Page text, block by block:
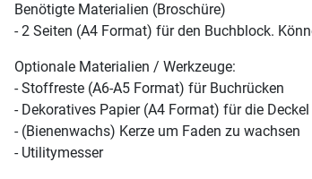
Benötigte Materialien (Broschüre)
- 2 Seiten (A4 Format) für den Buchblock.
Optionale Materialien / Werkzeuge:
- Stoffreste (A6-A5 Format) für Buchrücken
- Dekoratives Papier (A4 Format) für die Deckel
- (Bienenwachs) Kerze um Faden zu wachsen
- Utilitymesser